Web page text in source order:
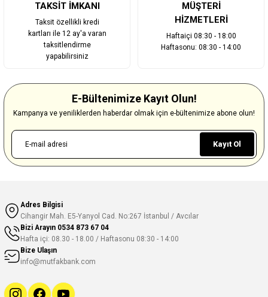
TAKSİT İMKANI
Taksit özellikli kredi
kartları ile 12 ay'a varan
taksitlendirme
yapabilirsiniz
MÜŞTERİ
HİZMETLERİ
Haftaiçi 08:30 - 18:00
Haftasonu: 08:30 - 14:00
E-Bültenimize Kayıt Olun!
Kampanya ve yeniliklerden haberdar olmak için e-bültenimize abone olun!
Kayıt Ol
Adres Bilgisi
Cihangir Mah. E5-Yanyol Cad. No:267 İstanbul / Avcılar
Bizi Arayın 0534 873 67 04
Hafta içi: 08.30 - 18.00 / Haftasonu 08:30 - 14:00
Bize Ulaşın
info@mutfakbank.com